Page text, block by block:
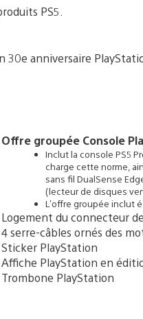
PS5.
30e anniversaire
Offre groupée Console
Inclut la console PS5
charge cette norme,
sans fil DualSense
(lecteur de disques
L’offre groupée inclut
Logement du connecteur
4 serre-câbles ornés des
Sticker PlayStation
Affiche PlayStation en
Trombone PlayStation